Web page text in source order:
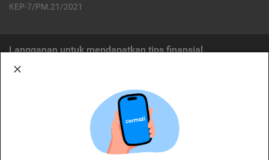
KEP-7/PM.21/2021
Langganan untuk mendapatkan tips finansial
Cermati merupakan penyelenggara agregasi jasa keuangan yang terdaftar di
OJK. Oleh karena itu, produk dan/atau layanan jasa keuangan yang
ditawarkan bukan merupakan produk dan/atau layanan jasa keuangan yang
diterbitkan oleh Cermati dan Cermati tidak bertanggung jawab atas tuntutan